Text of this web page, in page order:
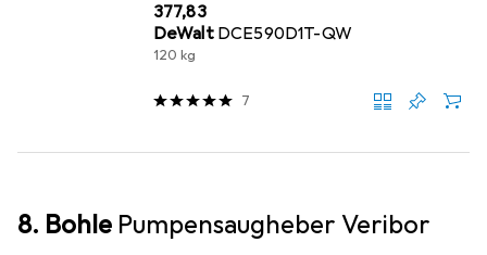
EUR
377,83
DeWalt DCE590D1T-QW
120 kg
7
8. Bohle Pumpensaugheber Veribor